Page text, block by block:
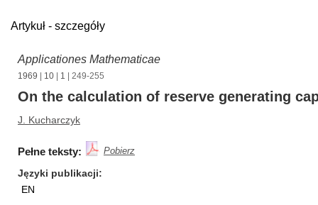
Artykuł - szczegóły
Applicationes Mathematicae
1969 10 1 | 249-255
On the calculation of reserve generating
J. Kucharczyk
Pełne teksty: Pobierz
Języki publikacji
EN